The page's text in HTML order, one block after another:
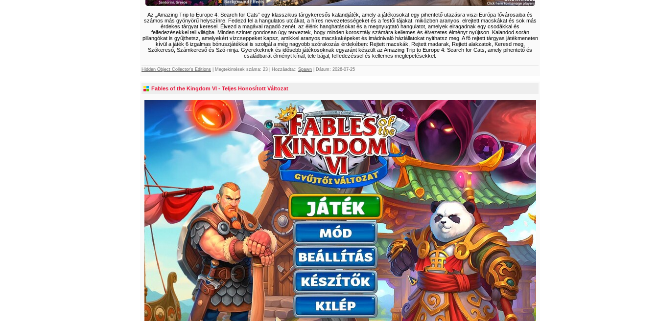
Az „Amazing Trip to Europe 4: Search for Cats” egy klasszikus tárgykeresős kalandjáték, amely a játékosokat egy pihentető utazásra viszi Európa fővárosaiba és
számos más gyönyörű helyszínre. Fedezd fel a hangulatos utcákat, a híres nevezetességeket és a festői tájakat, miközben aranyos, elrejtett macskákat és sok más
érdekes tárgyat keresel. Élvezd a magával ragadó zenét, az élénk hanghatásokat és a megnyugtató hangulatot, amelyek elragadnak egy csodákkal és
felfedezésekkel teli világba. Minden szintet gondosan úgy terveztek, hogy minden korosztály számára kellemes és élvezetes élményt nyújtson. Kalandod során
pillangókat is gyűjthetsz, amelyekért vízcseppeket kapsz, amikkel aranyos macskaképeket és imádnivaló háziállatokat nyithatsz meg. A fő rejtett tárgyas játékmeneten
kívül a játék 6 izgalmas bónuszjátékkal is szolgál a még nagyobb szórakozás érdekében: Rejtett macskák, Rejtett madarak, Rejtett alakzatok, Keresd meg,
Szókereső, Számkereső és Szó-ninja. Gyerekeknek és idősebb játékosoknak egyaránt készült az Amazing Trip to Europe 4: Search for Cats, amely pihentető és
családbarát élményt kínál, tele bájjal, felfedezéssel és kellemes meglepetésekkel.
Hidden Object Collector's Editions Megtekintések száma: 23 Hozzáadta:: Spawn Dátum: 2026-07-25
Fables of the Kingdom VI - Teljes Honosított Változat